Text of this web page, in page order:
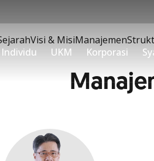
Individu UKM Korporasi
OCBC
Visi & MisiManajemen